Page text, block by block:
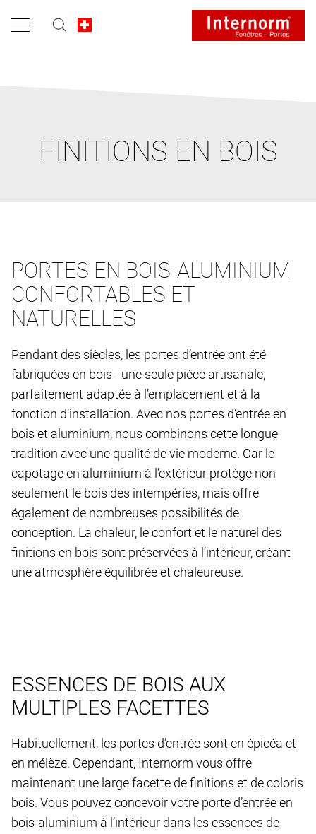
FINITIONS EN BOIS
PORTES EN BOIS-ALUMINIUM
CONFORTABLES ET
NATURELLES
Pendant des siècles, les portes d’entrée ont été
fabriquées en bois - une seule pièce artisanale,
parfaitement adaptée à l’emplacement et à la
fonction d’installation. Avec nos portes d’entrée en
bois et aluminium, nous combinons cette longue
tradition avec une qualité de vie moderne. Car le
capotage en aluminium à l’extérieur protège non
seulement le bois des intempéries, mais offre
également de nombreuses possibilités de
conception. La chaleur, le confort et le naturel des
finitions en bois sont préservées à l’intérieur, créant
une atmosphère équilibrée et chaleureuse.
ESSENCES DE BOIS AUX
MULTIPLES FACETTES
Habituellement, les portes d’entrée sont en épicéa et
en mélèze. Cependant, Internorm vous offre
maintenant une large facette de finitions et de coloris
bois. Vous pouvez concevoir votre porte d’entrée en
bois-aluminium à l’intérieur dans les essences de